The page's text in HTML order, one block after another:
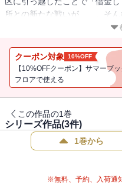
所との新たな戦いが……。そん
際!? 男女の性差と同性愛と異
まとめた一冊。女装家・ブル
レと」も収録！
クーポン対象 10%OFF
【10%OFFクーポン】サマーブ
フロアで使える
この作品の1巻
シリーズ作品(3件)
1巻から
※無料、予約、入荷通